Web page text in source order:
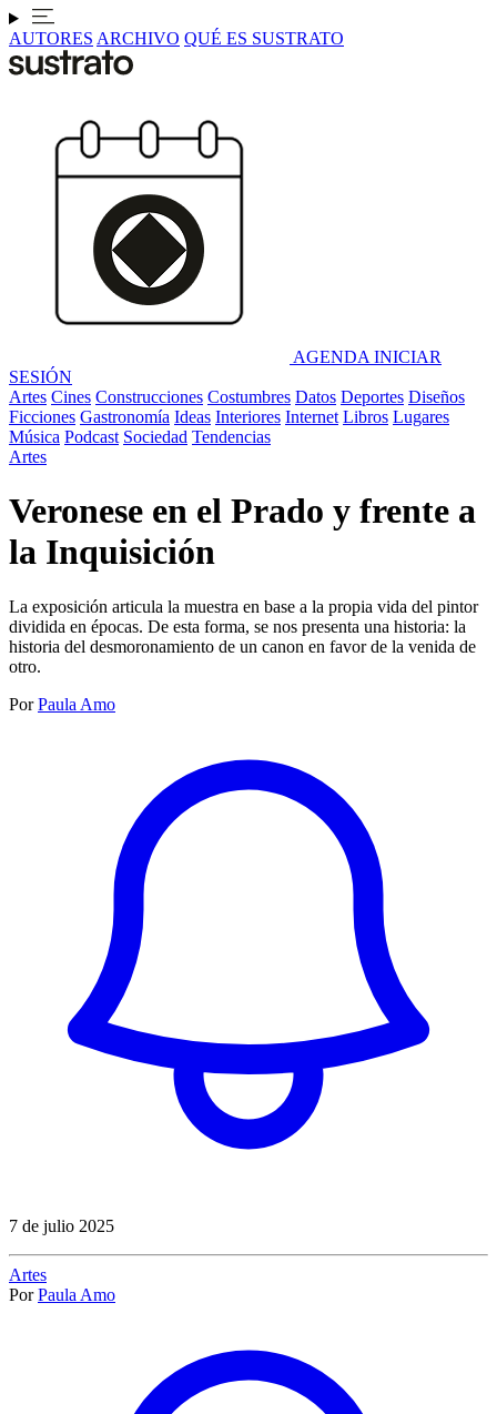
AUTORES ARCHIVO QUÉ ES SUSTRATO
AGENDA INICIAR
SESIÓN
Artes Cines Construcciones Costumbres Datos Deportes Diseños
Ficciones Gastronomía Ideas Interiores Internet Libros Lugares
Música Podcast Sociedad Tendencias
Artes
Veronese en el Prado y frente a
la Inquisición
La exposición articula la muestra en base a la propia vida del pintor
dividida en épocas. De esta forma, se nos presenta una historia: la
historia del desmoronamiento de un canon en favor de la venida de
otro.
Por Paula Amo
7 de julio 2025
Artes
Por Paula Amo